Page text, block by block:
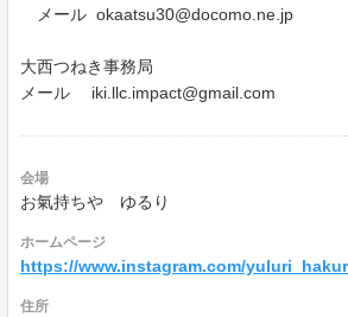
メール okaatsu30@docomo.ne.jp
大西つねき事務局
メール iki.llc.impact@gmail.com
会場
お氣持ちや ゆるり
ホームページ
https://www.instagram.com/
住所